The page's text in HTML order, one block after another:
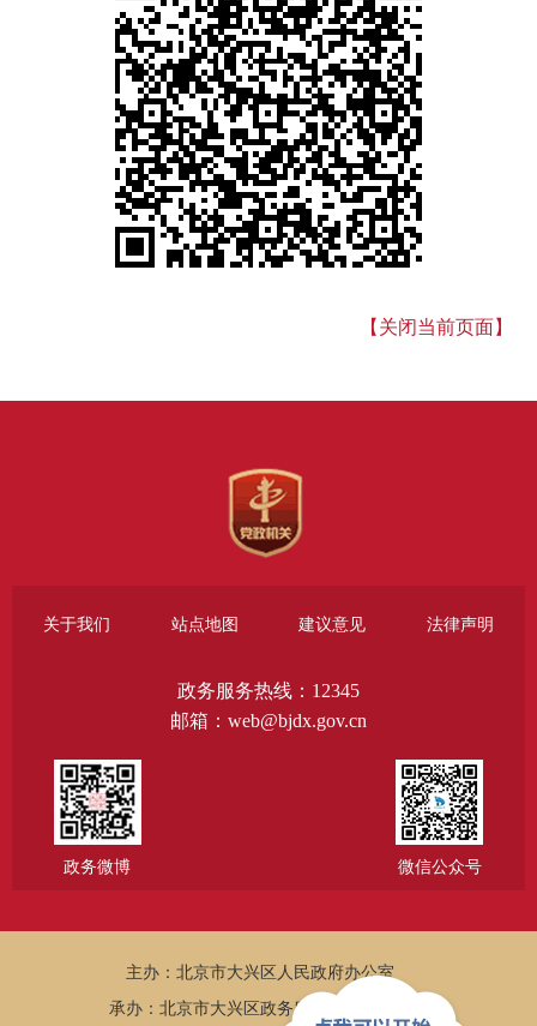
【关闭当前页面】
关于我们 站点地图 建议意见 法律声明
政务服务热线：12345
邮箱：web@bjdx.gov.cn
政务微博 微信公众号
主办：北京市大兴区人民政府办公室
承办：北京市大兴区政务服务和数据管理局